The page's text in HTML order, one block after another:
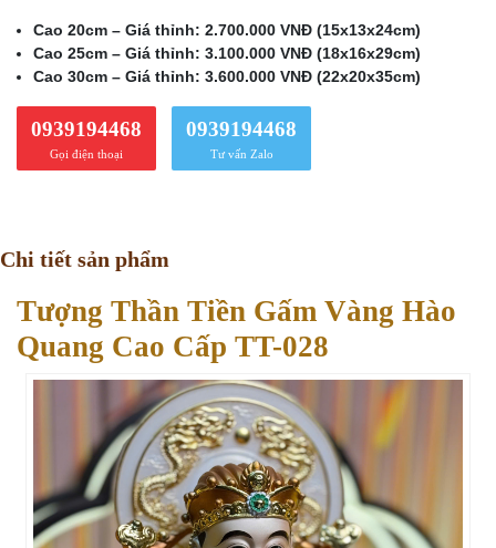
Cao 20cm – Giá thỉnh: 2.700.000 VNĐ (15x13x24cm)
Cao 25cm – Giá thỉnh: 3.100.000 VNĐ (18x16x29cm)
Cao 30cm – Giá thỉnh: 3.600.000 VNĐ (22x20x35cm)
0939194468
Gọi điện thoại
0939194468
Tư vấn Zalo
Chi tiết sản phẩm
Tượng Thần Tiền Gấm Vàng Hào
Quang Cao Cấp TT-028